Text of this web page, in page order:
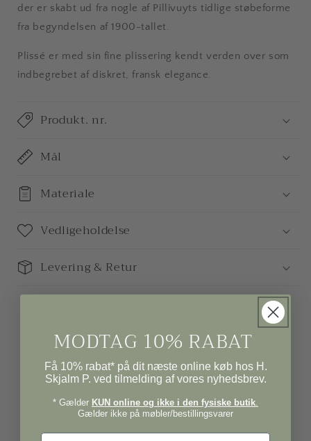
der er skabt ud fra nogle af Pillivuyts tidlige støbeforme
fra begyndelsen af 1900-tallet.
Plissé er med sin fine plissering kendt verden over som
indbegrebet af diskret, fransk elegance.
Produkt. nr.
Mål
Materiale
Vedligeholdelse
Levering & Retur
MODTAG 10% RABAT
Få 10% rabat* på dit næste online køb hos H.
Skjalm P. ved tilmelding af vores nyhedsbrev.
* Gælder KUN online og ikke i den fysiske butik
Gælder ikke på møbler/bestillingsvarer
Navn